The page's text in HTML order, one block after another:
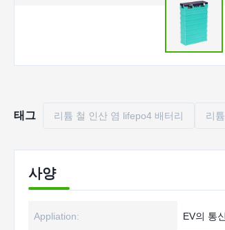
태그 리튬 철 인산 염 lifepo4 배터리 리
사양
Appliation: EV의 통